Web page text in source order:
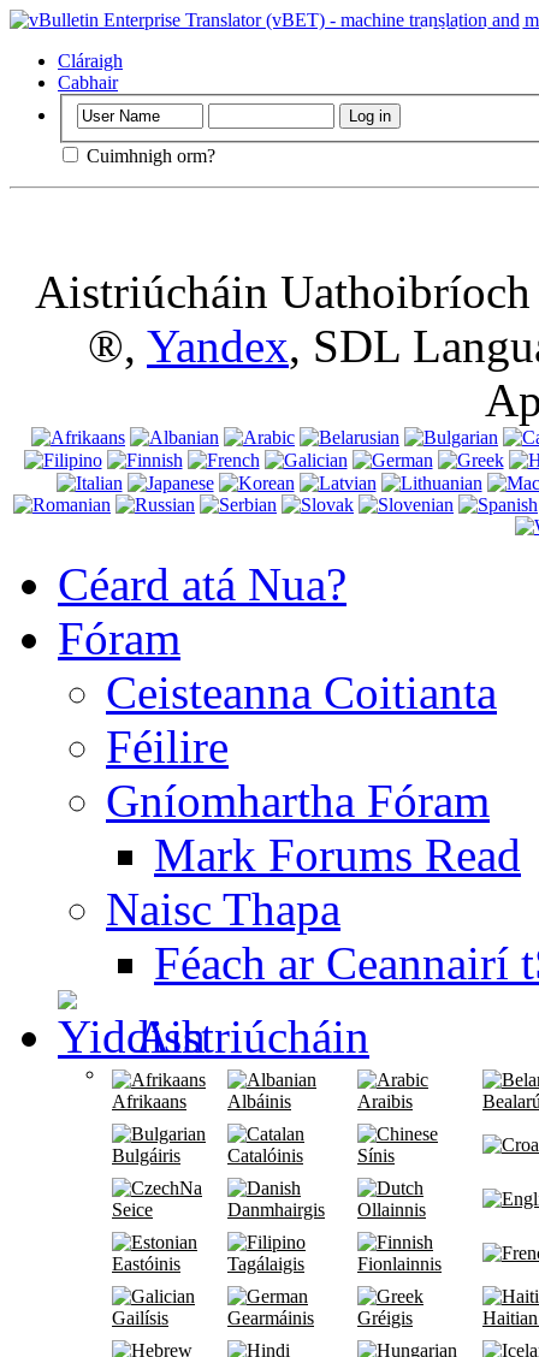
Tábhachtach:
Cláraigh
Cabhair
Cuimhnigh orm?
Aistriúcháin
®, Yandex, SDL
Céard atá Nua?
Fóram
Ceisteanna Coitianta
Féilire
Gníomhartha Fóram
Mark Forums Read
Naisc Thapa
Féach ar Ceannairí
Aistriúcháin
Afrikaans Albáinis Araibis
Bulgáiris Catalóinis
Sínis
Na
Seice
Danmhairgis Ollainnis
Eastóinis Tagálaigis Fionlainnis
Gailísis Gearmáinis Gréigis